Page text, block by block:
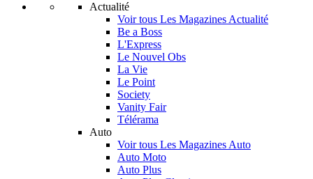
Actualité
Voir tous Les Magazines Actualité
Be a Boss
L'Express
Le Nouvel Obs
La Vie
Le Point
Society
Vanity Fair
Télérama
Auto
Voir tous Les Magazines Auto
Auto Moto
Auto Plus